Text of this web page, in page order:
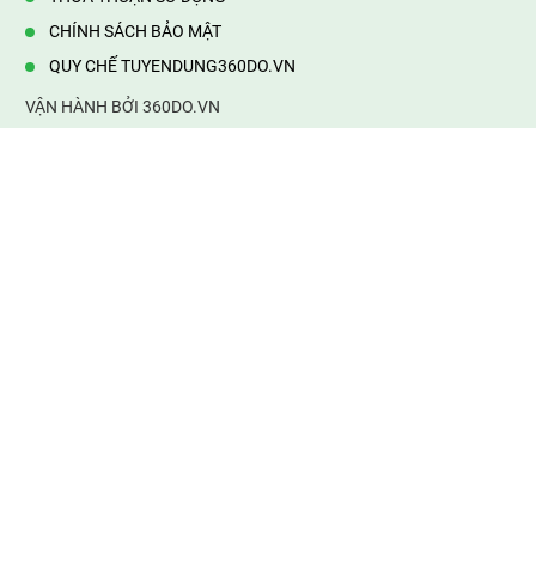
CHÍNH SÁCH BẢO MẬT
QUY CHẾ TUYENDUNG360DO.VN
VẬN HÀNH BỞI 360DO.VN